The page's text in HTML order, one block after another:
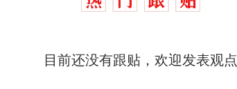
目前还没有跟贴，欢迎发表观点
制裁瓜子饺子，美国怕什么？